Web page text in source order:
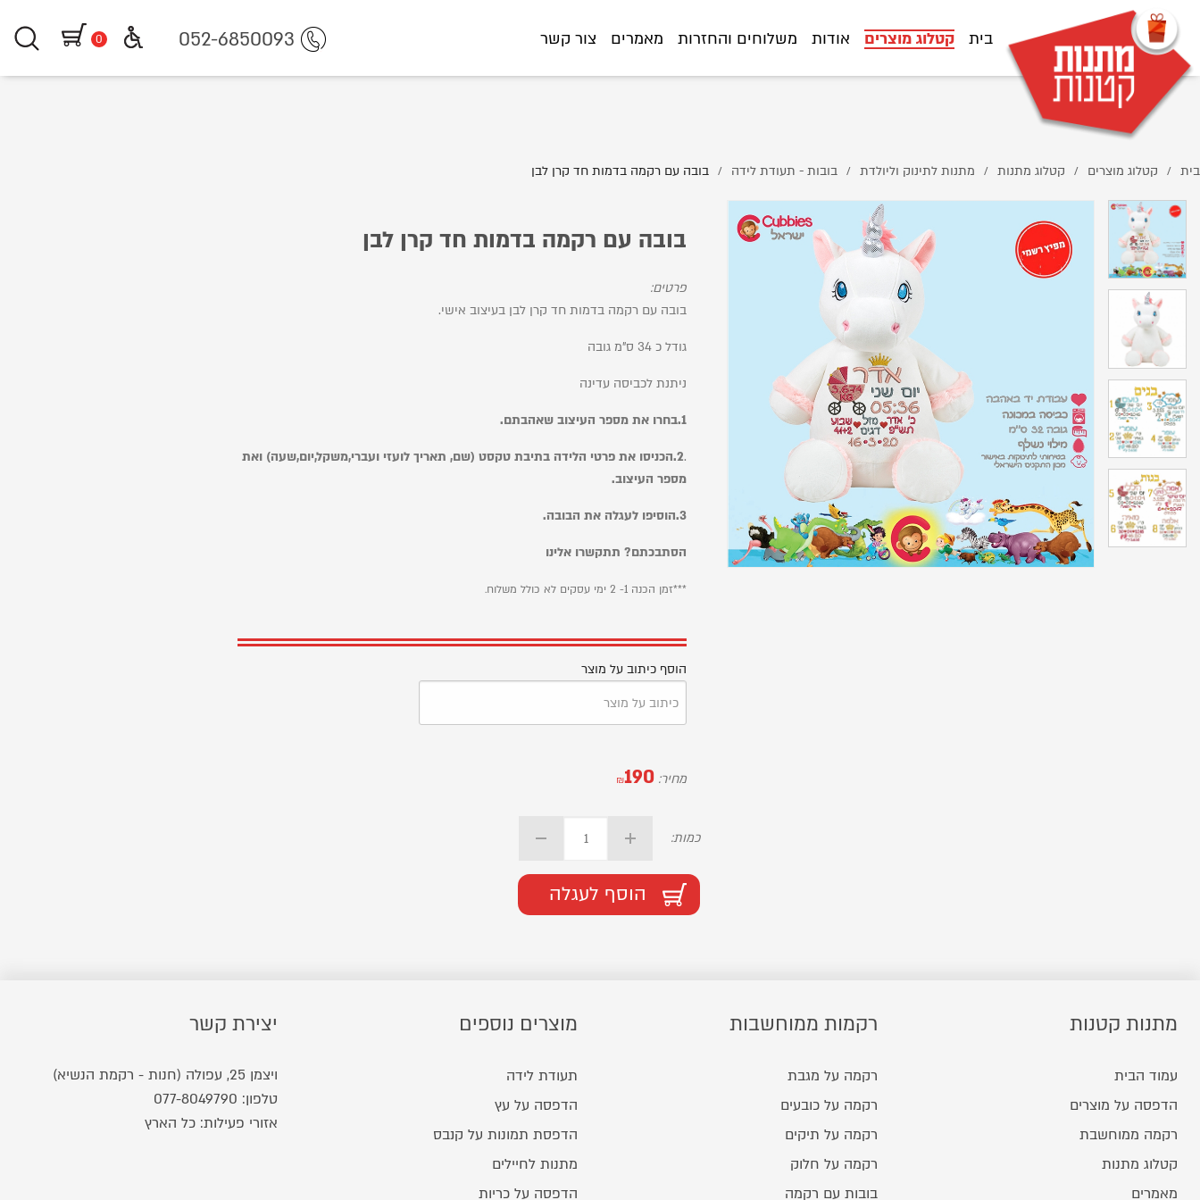
https://www.littlegifts.co.il/%D7%91%D7%95%D7%91%D7%94-%D7%A2%D7%9D-%D7%A8%D7%A7%D7%9E%D7%94-%D7%91%D7%93%D7%9E%D7%95%D7%AA-%D7%97%D7%93-%D7%A7%D7%A8%D7%9F/
בית קטלוג מוצרים אודות משלוחים והחזרות מאמרים צור קשר 0 052-6850093
בית / קטלוג מוצרים / קטלוג מתנות / מתנות לתינוק וליולדת / בובות - תעודת לידה / בובה עם רקמה בדמות חד קרן לבן
בובה עם רקמה בדמות חד קרן לבן
פרטים:
בובה עם רקמה בדמות חד קרן לבן בעיצוב אישי.
גודל כ 34 ס"מ גובה
ניתנת לכביסה עדינה
1.בחרו את מספר העיצוב שאהבתם.
.
2. הכניסו את פרטי הלידה בתיבת טקסט (שם, תאריך לועזי ועברי,משקל,יום,שעה) ואת
מספר העיצוב.
3. הוסיפו לעגלה את הבובה.
הסתבכתם? תתקשרו אלינו
***זמן הכנה 1- 2 ימי עסקים לא כולל משלוח.
הוסף כיתוב על מוצר
מחיר: 190
₪
כמות:
הוסף לעגלה
מתנות קטנות
עמוד הבית
הדפסה על מוצרים
רקמה ממוחשבת
קטלוג מתנות
מאמרים
רקמות ממוחשבות
רקמה על מגבת
רקמה על כובעים
רקמה על תיקים
רקמה על חלוק
בובות עם רקמה
מוצרים נוספים
תעודת לידה
הדפסה על עץ
הדפסת תמונות על קנבס
מתנות לחיילים
הדפסה על כריות
יצירת קשר
ויצמן 25, עפולה (חנות - רקמת הנשיא)
טלפון: 077-8049790
אזורי פעילות: כל הארץ